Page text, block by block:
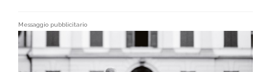
Messaggio pubblicitario